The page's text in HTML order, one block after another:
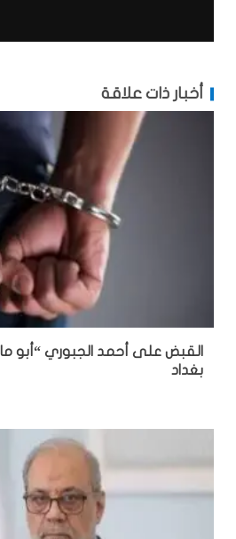
أخبار ذات علاقة
القبض على أحمد الجبوري “أبو
بغداد